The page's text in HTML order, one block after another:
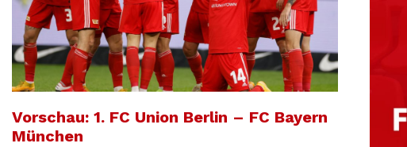
Vorschau: 1. FC Union Berlin – FC Bayern
München